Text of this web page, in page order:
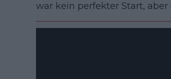
war kein perfekter Start,